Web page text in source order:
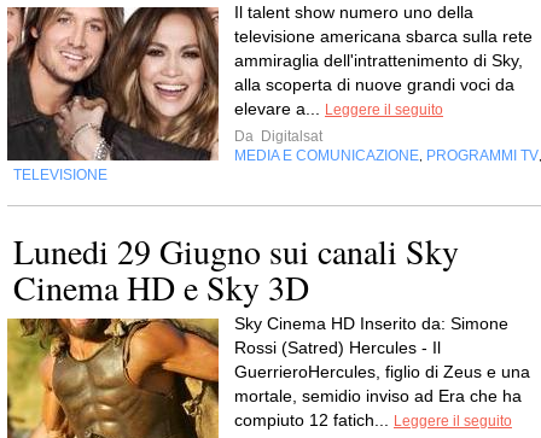
Il talent show numero uno della
televisione americana sbarca sulla rete
ammiraglia dell'intrattenimento di Sky,
alla scoperta di nuove grandi voci da
elevare a...
Leggere il seguito
Da Digitalsat
MEDIA E COMUNICAZIONE PROGRAMMI TV
TELEVISIONE
Lunedi 29 Giugno sui canali Sky
Cinema HD e Sky 3D
Sky Cinema HD Inserito da: Simone
Rossi (Satred) Hercules - Il
GuerrieroHercules, figlio di Zeus e una
mortale, semidio inviso ad Era che ha
compiuto 12 fatich...
Leggere il seguito